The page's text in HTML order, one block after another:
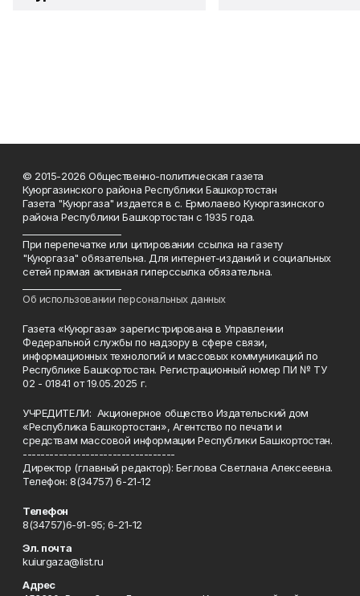
© 2015-2026 Общественно-политическая газета
Куюргазинского района Республики Башкортостан
Газета "Куюргаза" издается в с. Ермолаево Куюргазинского
района Республики Башкортостан с 1935 года.
При перепечатке или цитировании ссылка на газету
"Куюргаза" обязательна. Для интернет-изданий и социальных
сетей прямая активная гиперссылка обязательна.
Об использовании персональных данных
Газета «Куюргаза» зарегистрирована в Управлении
Федеральной службы по надзору в сфере связи,
информационных технологий и массовых коммуникаций по
Республике Башкортостан. Регистрационный номер ПИ № ТУ
02 - 01841 от 19.05.2025 г.
УЧРЕДИТЕЛИ: Акционерное общество Издательский дом
«Республика Башкортостан», Агентство по печати и
средствам массовой информации Республики Башкортостан.
----------------------------------
Директор (главный редактор): Беглова Светлана Алексеевна.
Телефон: 8(34757) 6-21-12
Телефон
8(34757)6-91-95; 6-21-12
Эл. почта
kuiurgaza@list.ru
Адрес